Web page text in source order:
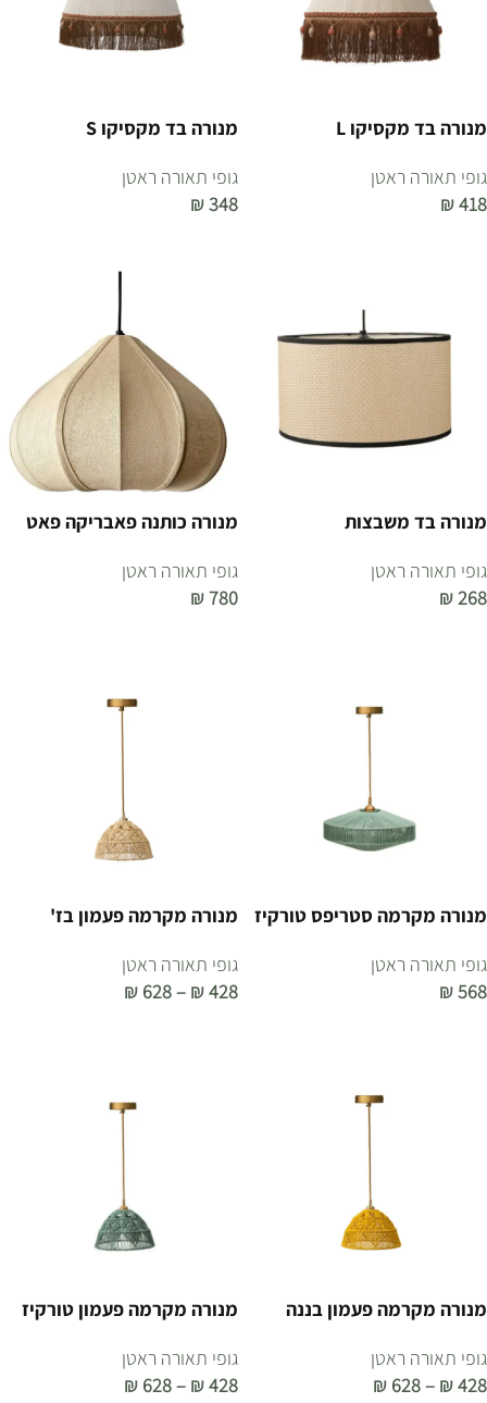
מנורה בד מקסיקו L
גופי תאורה ראטן
₪418
מנורה בד מקסיקו S
גופי תאורה ראטן
₪348
מנורה בד משבצות
גופי תאורה ראטן
₪268
מנורה כותנה פאבריקה פאט
גופי תאורה ראטן
₪780
מנורה מקרמה סטריפס טורקיז
גופי תאורה ראטן
₪568
מנורה מקרמה פעמון בז'
גופי תאורה ראטן
₪428
–
₪ 628
מנורה מקרמה פעמון בננה
גופי תאורה ראטן
₪428
–
₪ 628
מנורה מקרמה פעמון טורקיז
גופי תאורה ראטן
₪428
–
₪ 628